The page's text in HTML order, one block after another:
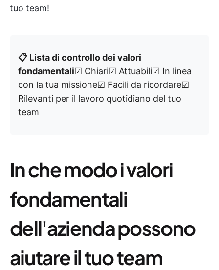
tuo team!
📋 Lista di controllo dei valori
fondamentali☑ Chiari☑ Attuabili☑ In linea
con la tua missione☑ Facili da ricordare☑
Rilevanti per il lavoro quotidiano del tuo
team
In che modo i valori
fondamentali
dell'azienda possono
aiutare il tuo team